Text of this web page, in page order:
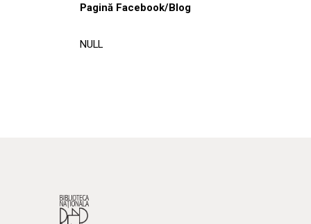
Pagină Facebook/Blog
NULL